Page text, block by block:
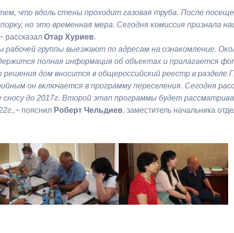
что вдоль стены проходит газовая труба. После
но это временная мера. Сегодня комиссия признала
рассказал Отар Хуриев.
рабочей группы выезжают по адресам на ознакомление.
полная информация об объектах и прилагается
решения дом вносится в общероссийский реестр в
он включается в программу переселения. Сегодня
до 2017г. Второй этап программы будет
− пояснил Роберт Чельдиев, заместитель начальника